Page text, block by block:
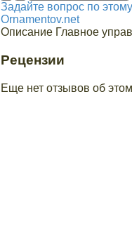
Задайте вопрос по
Ornamentov.net
ОписаниеГлавное
Рецензии
Еще нет отзывов об